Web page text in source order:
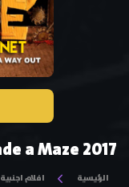
a Maze 2017
الرئيسية افلام اجنبية